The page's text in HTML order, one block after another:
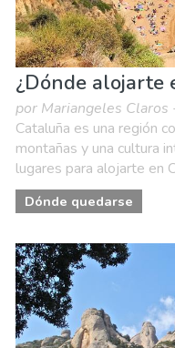
¿Dónde alojarte
por Mariangeles
Cataluña es una región
montañas y una cultura
lugares para alojarte en
Dónde quedarse